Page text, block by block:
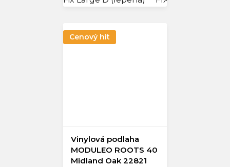
Cenový hit
Vinylová podlaha
MODULEO ROOTS 40
Midland Oak 22821